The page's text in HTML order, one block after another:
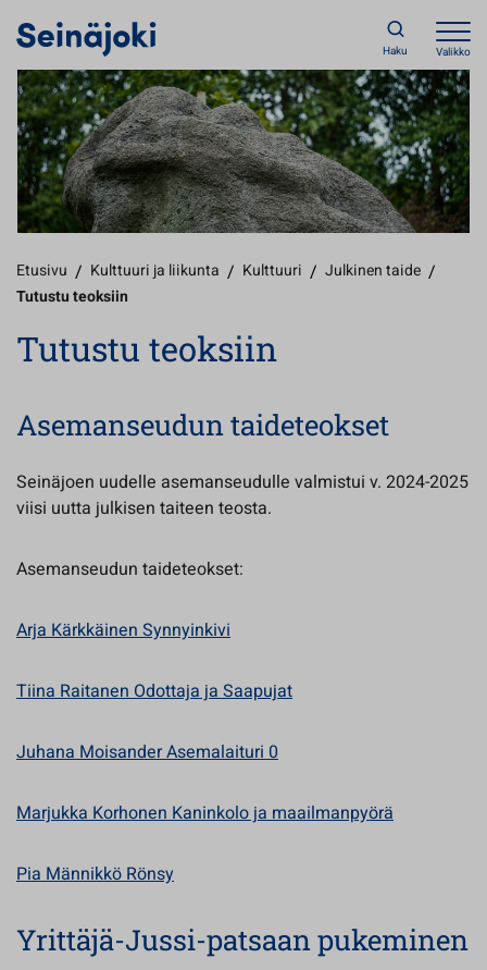
Haku Valikko
Etusivu / Kulttuuri ja liikunta / Kulttuuri / Julkinen taide /
Tutustu teoksiin
Tutustu teoksiin
Asemanseudun taideteokset
Seinäjoen uudelle asemanseudulle valmistui v. 2024-2025
viisi uutta julkisen taiteen teosta.
Asemanseudun taideteokset:
Arja Kärkkäinen Synnyinkivi
Tiina Raitanen Odottaja ja Saapujat
Juhana Moisander Asemalaituri 0
Marjukka Korhonen Kaninkolo ja maailmanpyörä
Pia Männikkö Rönsy
Yrittäjä-Jussi-patsaan pukeminen